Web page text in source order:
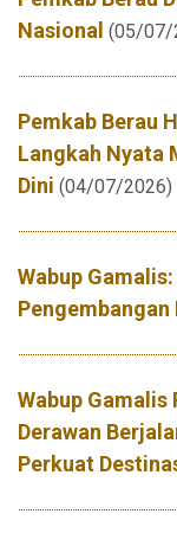
Nasional (05/07/
Pemkab Berau
Langkah Nyata
Dini (04/07/2026)
Wabup
Pengembangan
Wabup Gamalis
Derawan
Perkuat